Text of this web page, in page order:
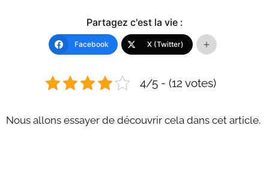
Partagez c'est la vie :
Facebook X (Twitter)
4/5 - (12 votes)
Nous allons essayer de découvrir cela dans cet article.